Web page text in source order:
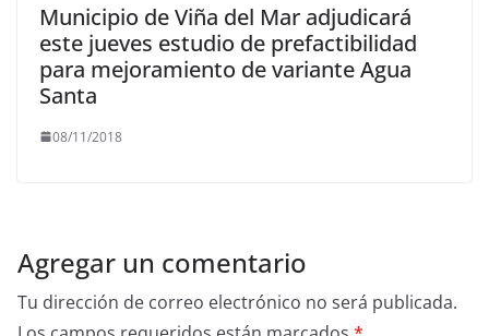
Municipio de Viña del Mar adjudicará
este jueves estudio de prefactibilidad
para mejoramiento de variante Agua
Santa
08/11/2018
Agregar un comentario
Tu dirección de correo electrónico no será publicada.